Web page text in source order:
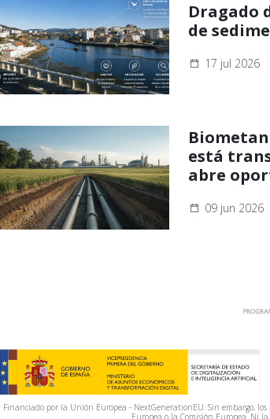
Dragado
de
17 jul 2026
está
abre
09 jun 2026
Financiado por la Unión Europea - NextGenerationEU. Sin embargo,
Europea o la Comisión Europea. Ni